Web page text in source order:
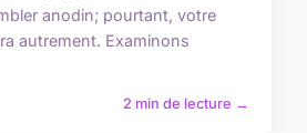
anodin; pourtant, votre
autrement. Examinons
2 min de lecture →